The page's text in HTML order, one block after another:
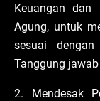
Keuangan
Agung, untuk
sesuai
Tanggung
2. Mendesak